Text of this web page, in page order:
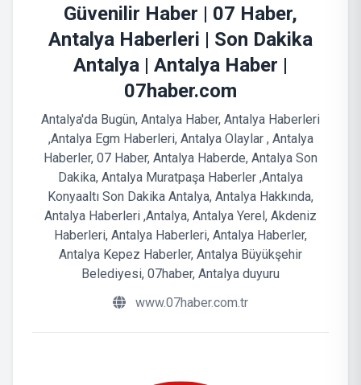
Güvenilir Haber | 07 Haber,
Antalya Haberleri | Son Dakika
Antalya | Antalya Haber |
07haber.com
Antalya'da Bugün, Antalya Haber, Antalya Haberleri
,Antalya Egm Haberleri, Antalya Olaylar , Antalya
Haberler, 07 Haber, Antalya Haberde, Antalya Son
Dakika, Antalya Muratpaşa Haberler ,Antalya
Konyaaltı Son Dakika Antalya, Antalya Hakkında,
Antalya Haberleri ,Antalya, Antalya Yerel, Akdeniz
Haberleri, Antalya Haberleri, Antalya Haberler,
Antalya Kepez Haberler, Antalya Büyükşehir
Belediyesi, 07haber, Antalya duyuru
www.07haber.com.tr